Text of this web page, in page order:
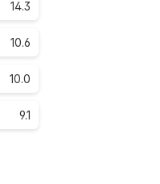
14.3
10.6
10.0
9.1